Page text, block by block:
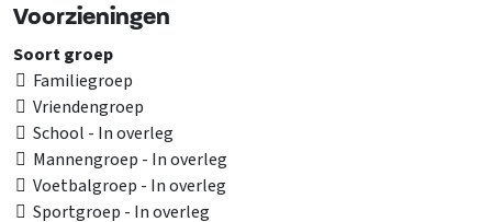
Voorzieningen
Soort groep
Familiegroep
Vriendengroep
School - In overleg
Mannengroep - In overleg
Voetbalgroep - In overleg
Sportgroep - In overleg